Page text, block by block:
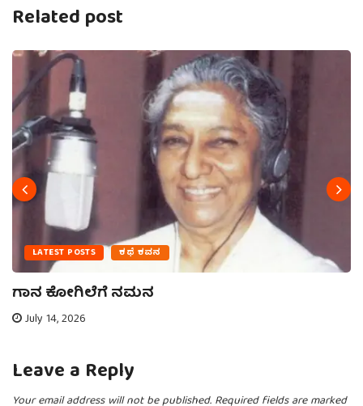
Related post
LATEST POSTS ಕಥೆ ಕವನ
ಗಾನ ಕೋಗಿಲೆಗೆ ನಮನ
July 14, 2026
Leave a Reply
Your email address will not be published. Required fields are marked